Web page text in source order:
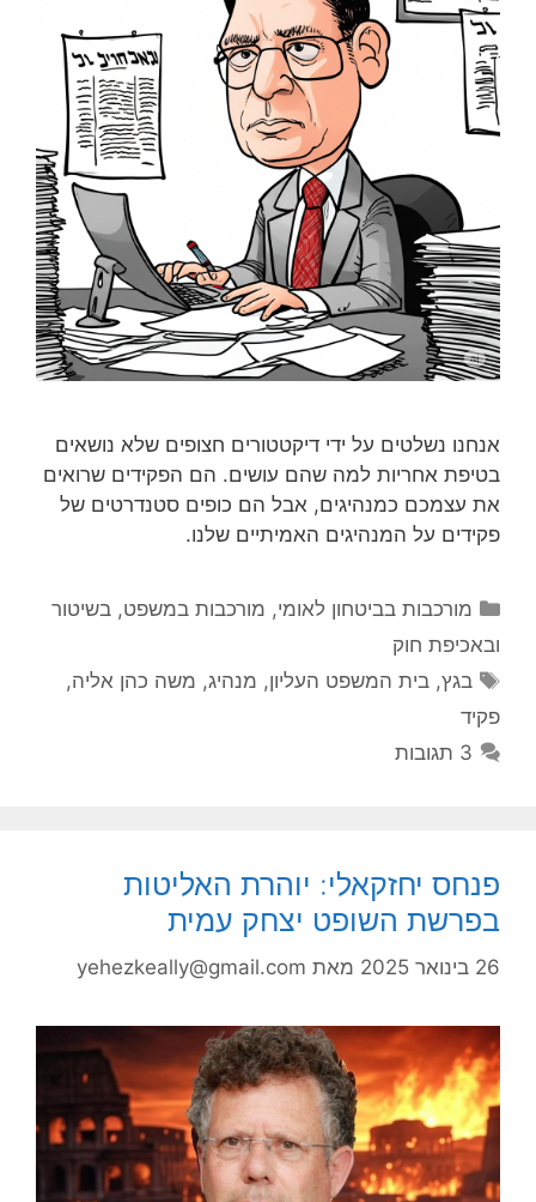
אנחנו נשלטים על ידי דיקטטורים חצופים שלא נושאים
בטיפת אחריות למה שהם עושים. הם הפקידים שרואים
את עצמכם כמנהיגים, אבל הם כופים סטנדרטים של
פקידים על המנהיגים האמיתיים שלנו.
קטגוריות
מורכבות בביטחון לאומי, מורכבות במשפט, בשיטור
ובאכיפת חוק
תגיות
בגץ,בית המשפט העליון, מנהיג, משה כהן אליה,
פקיד
3 תגובות
פנחס יחזקאלי: יוהרת האליטות
בפרשת השופט יצחק עמית
26 בינואר 2025 מאת yehezkeally@gmail.com